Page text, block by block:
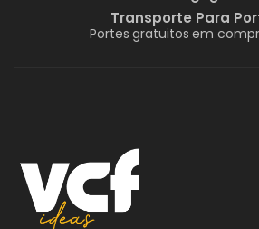
Transporte Para
Portes gratuitos em